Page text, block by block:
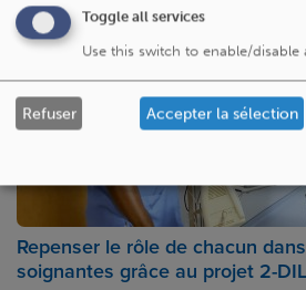
Repenser le rôle de chacun
soignantes grâce au projet 2-DIL
Toggle all services
Use this switch to enable/disable
Refuser Accepter la sélection